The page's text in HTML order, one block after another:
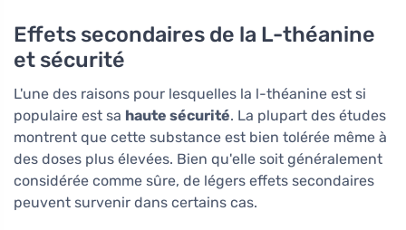
Effets secondaires de la L-théanine
et sécurité
L'une des raisons pour lesquelles la l-théanine est si
populaire est sa haute sécurité. La plupart des études
montrent que cette substance est bien tolérée même à
des doses plus élevées. Bien qu'elle soit généralement
considérée comme sûre, de légers effets secondaires
peuvent survenir dans certains cas.